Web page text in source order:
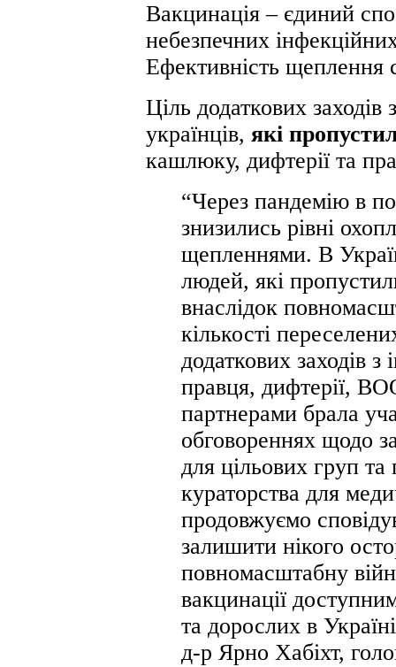
Вакцинація – єдиний
небезпечних
Ефективність щеплення
Ціль додаткових
українців, які
кашлюку, дифтерії та
“Через пандемію в
знизились рівні
щепленнями. В
людей, які
внаслідок
кількості
додаткових заходів
правця, дифтерії,
партнерами брала
обговореннях щодо
для цільових груп та
кураторства для
продовжуємо
залишити нікого
повномасштабну
вакцинації
та дорослих в
д-р Ярно Хабіхт,